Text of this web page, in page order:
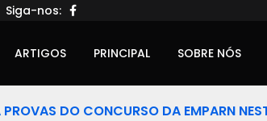
Siga-nos:
ARTIGOS PRINCIPAL SOBRE NÓS
PROVAS DO CONCURSO DA EMPARN